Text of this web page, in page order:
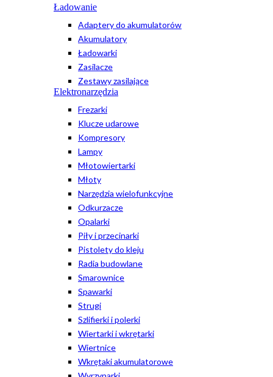
Ładowanie
Adaptery do akumulatorów
Akumulatory
Ładowarki
Zasilacze
Zestawy zasilające
Elektronarzędzia
Frezarki
Klucze udarowe
Kompresory
Lampy
Młotowiertarki
Młoty
Narzędzia wielofunkcyjne
Odkurzacze
Opalarki
Piły i przecinarki
Pistolety do kleju
Radia budowlane
Smarownice
Spawarki
Strugi
Szlifierki i polerki
Wiertarki i wkrętarki
Wiertnice
Wkrętaki akumulatorowe